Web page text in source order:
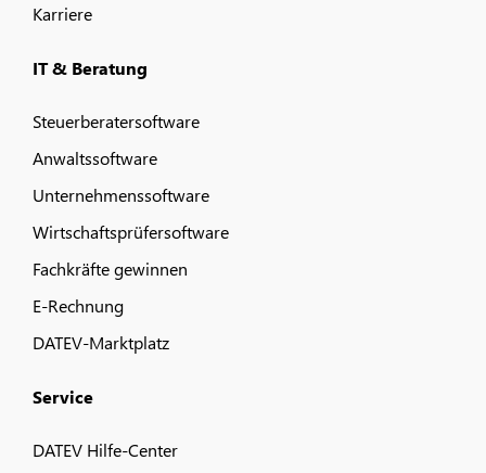
Karriere
IT & Beratung
Steuerberatersoftware
Anwaltssoftware
Unternehmenssoftware
Wirtschaftsprüfersoftware
Fachkräfte gewinnen
E-Rechnung
DATEV-Marktplatz
Service
DATEV Hilfe-Center